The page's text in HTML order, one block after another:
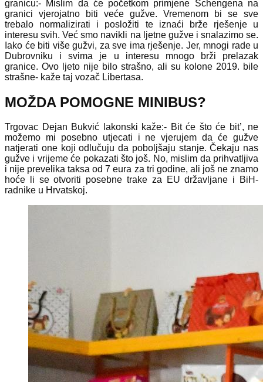
granicu:- Mislim da će početkom primjene Schengena na
granici vjerojatno biti veće gužve. Vremenom bi se sve
trebalo normalizirati i posložiti te iznaći brže rješenje u
interesu svih. Već smo navikli na ljetne gužve i snalazimo se.
Iako će biti više gužvi, za sve ima rješenje. Jer, mnogi rade u
Dubrovniku i svima je u interesu mnogo brži prelazak
granice. Ovo ljeto nije bilo strašno, ali su kolone 2019. bile
strašne- kaže taj vozač Libertasa.
MOŽDA POMOGNE MINIBUS?
Trgovac Dejan Bukvić lakonski kaže:- Bit će što će bit’, ne
možemo mi posebno utjecati i ne vjerujem da će gužve
natjerati one koji odlučuju da poboljšaju stanje. Čekaju nas
gužve i vrijeme će pokazati što još. No, mislim da prihvatljiva
i nije prevelika taksa od 7 eura za tri godine, ali još ne znamo
hoće li se otvoriti posebne trake za EU državljane i BiH-
radnike u Hrvatskoj.